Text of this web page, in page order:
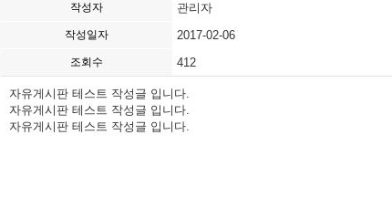
작성자 관리자
작성일자 2017-02-06
조회수 412
자유게시판 테스트 작성글 입니다.
자유게시판 테스트 작성글 입니다.
자유게시판 테스트 작성글 입니다.